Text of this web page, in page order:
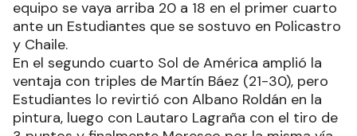
equipo se vaya arriba 20 a 18 en el primer cuarto
ante un Estudiantes que se sostuvo en Policastro
y Chaile.
En el segundo cuarto Sol de América amplió la
ventaja con triples de Martín Báez (21-30), pero
Estudiantes lo revirtió con Albano Roldán en la
pintura, luego con Lautaro Lagraña con el tiro de